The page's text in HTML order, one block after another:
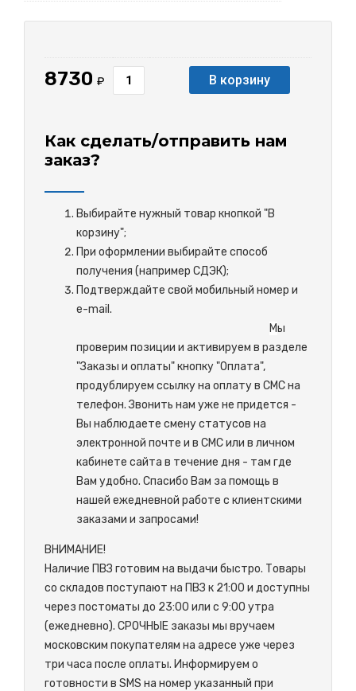
8730 ₽ В корзину
Как сделать/отправить нам
заказ?
Выбирайте нужный товар кнопкой "В
корзину";
При оформлении выбирайте способ
получения (например СДЭК);
Подтверждайте свой мобильный номер и
e-mail.
Мы
проверим позиции и активируем в разделе
"Заказы и оплаты" кнопку "Оплата",
продублируем ссылку на оплату в СМС на
телефон. Звонить нам уже не придется -
Вы наблюдаете смену статусов на
электронной почте и в СМС или в личном
кабинете сайта в течение дня - там где
Вам удобно. Спасибо Вам за помощь в
нашей ежедневной работе с клиентскими
заказами и запросами!
ВНИМАНИЕ!
Наличие ПВЗ готовим на выдачи быстро. Товары
со складов поступают на ПВЗ к 21:00 и доступны
через постоматы до 23:00 или с 9:00 утра
(ежедневно). СРОЧНЫЕ заказы мы вручаем
московским покупателям на адресе уже через
три часа после оплаты. Информируем о
готовности в SMS на номер указанный при